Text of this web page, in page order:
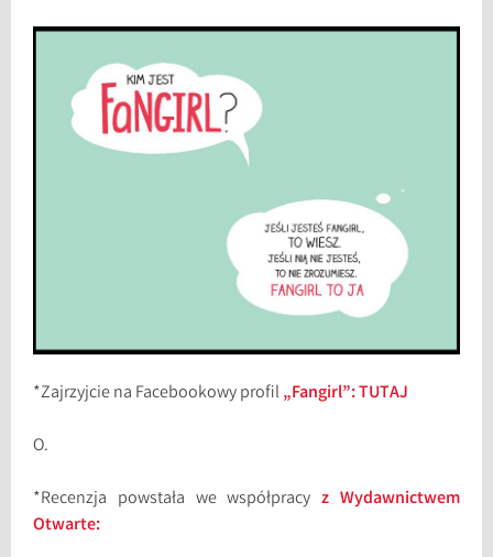
*Zajrzyjcie na Facebookowy profil „Fangirl”: TUTAJ
O.
*Recenzja powstała we współpracy z Wydawnictwem
Otwarte: